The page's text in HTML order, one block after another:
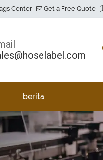
Center Get a Free Quote
berita